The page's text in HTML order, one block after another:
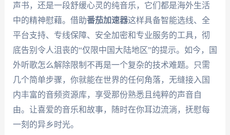
声书，还是一段舒缓心灵的纯音乐，它们都是海外生活
中的精神慰藉。借助番茄加速器这样具备智能选线、全
平台支持、专线保障、安全加密和专业服务的工具，彻
底告别令人沮丧的“仅限中国大陆地区”的提示。如今，国
外听歌怎么解除限制不再是一个复杂的技术难题。只需
几个简单步骤，你就能在世界的任何角落，无缝接入国
内丰富的音频资源库，享受那份熟悉且纯粹的声音自
由。让喜爱的音乐和故事，随时在你耳边流淌，抚慰每
一刻的异乡时光。